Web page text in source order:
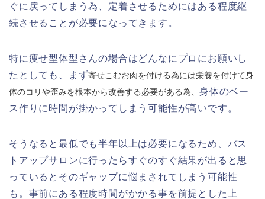
ぐに戻ってしまう為、定着させるためにはある程度継
続させることが必要になってきます。
特に痩せ型体型さんの場合はどんなにプロにお願いし
たとしても、まず寄せこむお肉を付ける為には栄養を付けて身
体のコリや歪みを根本から改善する必要がある為、 身体のベー
ス作りに時間が掛かってしまう可能性が高いです。
そうなると最低でも半年以上は必要になるため、バス
トアップサロンに行ったらすぐのすぐ結果が出ると思
っているとそのギャップに悩まされてしまう可能性
も。事前にある程度時間がかかる事を前提とした上